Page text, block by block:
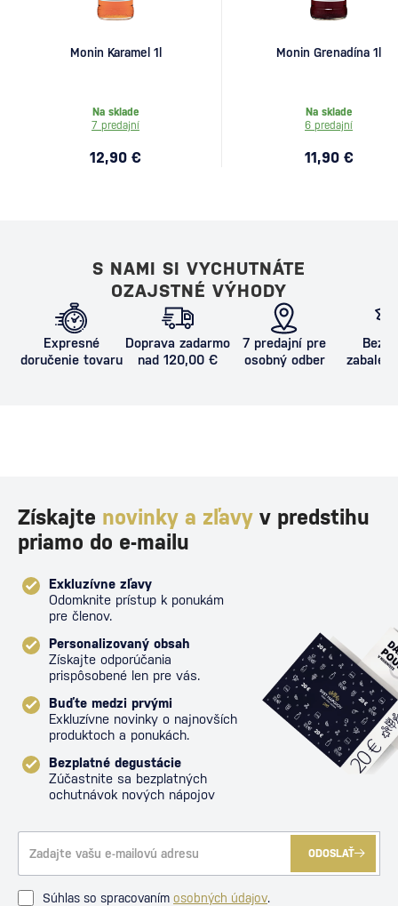
Monin Karamel 1l
Na sklade
7 predajní
12,90 €
Monin Grenadína 1l
Na sklade
6 predajní
11,90 €
S NAMI SI VYCHUTNÁTE
OZAJSTNÉ VÝHODY
Expresné
doručenie tovaru
Doprava zadarmo
nad 120,00 €
7 predajní pre
osobný odber
Získajte novinky a zľavy v predstihu
priamo do e-mailu
Exkluzívne zľavy
Odomknite prístup k ponukám
pre členov.
Personalizovaný obsah
Získajte odporúčania
prispôsobené len pre vás.
Buďte medzi prvými
Exkluzívne novinky o najnovších
produktoch a ponukách.
Bezplatné degustácie
Zúčastnite sa bezplatných
ochutnávok nových nápojov
ODOSLAŤ
Súhlas so spracovaním osobných údajov.